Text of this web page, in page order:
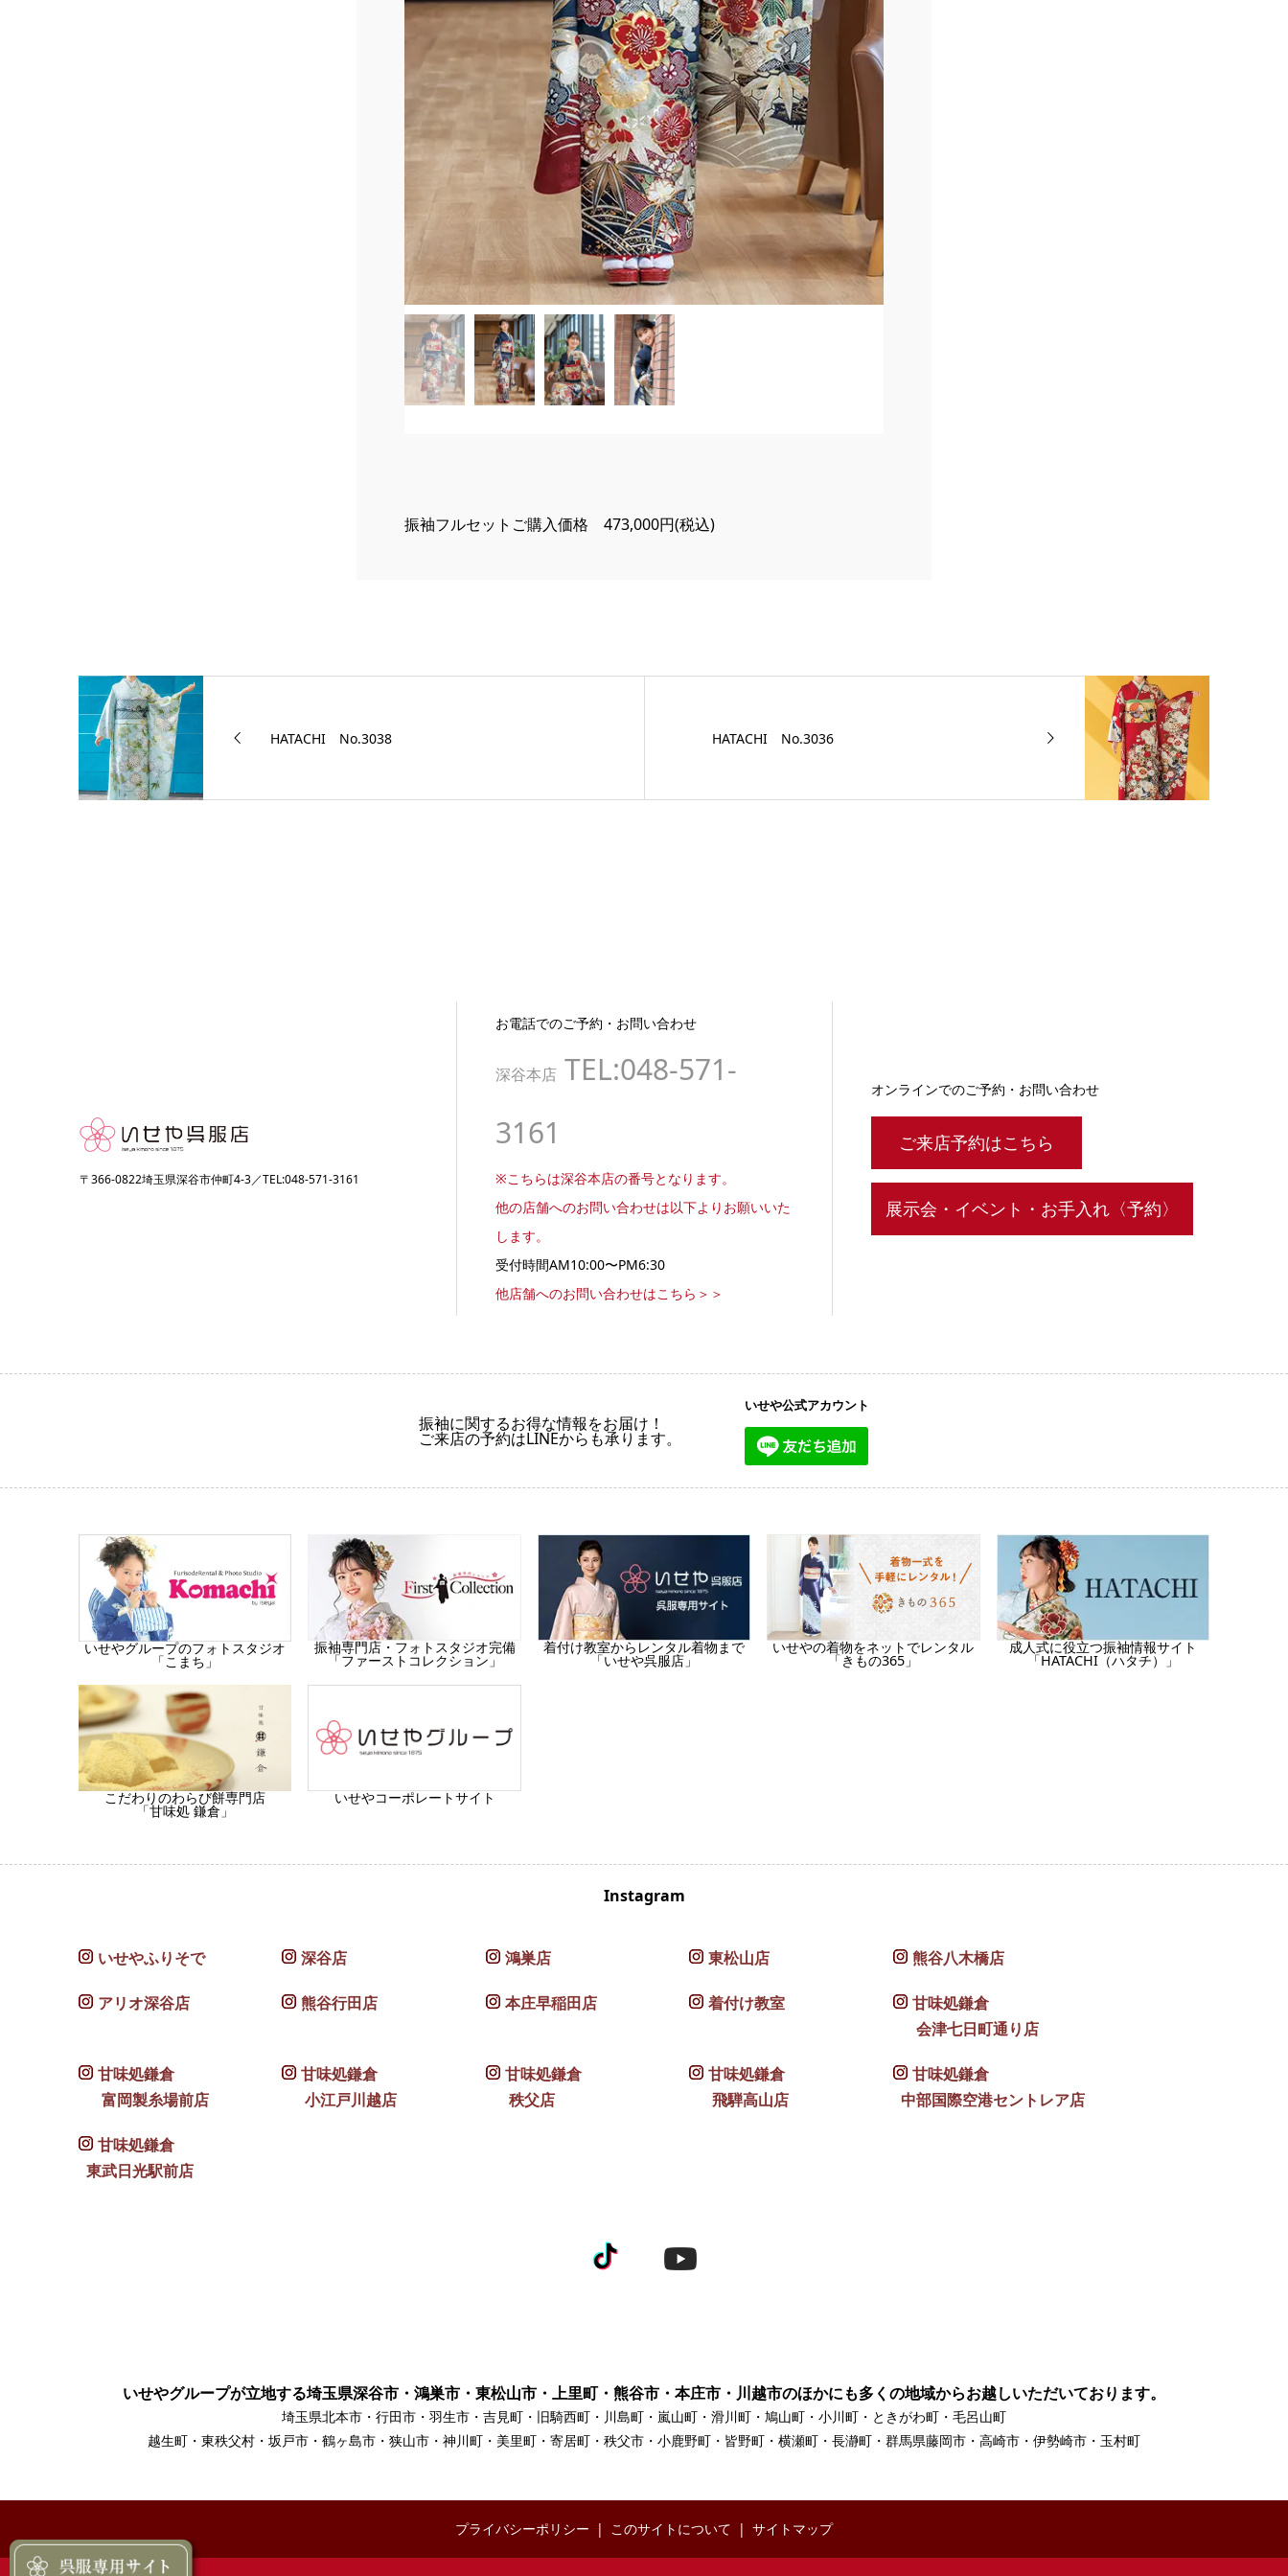
振袖フルセットご購入価格 473,000円(税込)
HATACHI No.3038 HATACHI No.3036
〒366-0822埼玉県深谷市仲町4-3／TEL:048-571-3161
お電話でのご予約・お問い合わせ
深谷本店TEL:048-571-
3161
※こちらは深谷本店の番号となります。
他の店舗へのお問い合わせは以下よりお願いいた
します。
受付時間AM10:00〜PM6:30
他店舗へのお問い合わせはこちら＞＞
オンラインでのご予約・お問い合わせ
ご来店予約はこちら
展示会・イベント・お手入れ〈予約〉
振袖に関するお得な情報をお届け！
ご来店の予約はLINEからも承ります。
いせや公式アカウント
いせやグループのフォトスタジオ
「こまち」
振袖専門店・フォトスタジオ完備
「ファーストコレクション」
着付け教室からレンタル着物まで
「いせや呉服店」
いせやの着物をネットでレンタル
「きもの365」
成人式に役立つ振袖情報サイト
「HATACHI（ハタチ）」
こだわりのわらび餅専門店
「甘味処 鎌倉」
いせやコーポレートサイト
Instagram
いせやふりそで 深谷店 鴻巣店 東松山店 熊谷八木橋店
アリオ深谷店 熊谷行田店 本庄早稲田店 着付け教室
甘味処鎌倉
会津七日町通り店
甘味処鎌倉
富岡製糸場前店
甘味処鎌倉
小江戸川越店
甘味処鎌倉
秩父店
甘味処鎌倉
飛騨高山店
甘味処鎌倉
中部国際空港セントレア店
甘味処鎌倉
東武日光駅前店
いせやグループが立地する埼玉県深谷市・鴻巣市・東松山市・上里町・熊谷市・本庄市・川越市のほかにも多くの地域からお越しいただいております。
埼玉県北本市・行田市・羽生市・吉見町・旧騎西町・川島町・嵐山町・滑川町・鳩山町・小川町・ときがわ町・毛呂山町
越生町・東秩父村・坂戸市・鶴ヶ島市・狭山市・神川町・美里町・寄居町・秩父市・小鹿野町・皆野町・横瀬町・長瀞町・群馬県藤岡市・高崎市・伊勢崎市・玉村町
プライバシーポリシー このサイトについて サイトマップ